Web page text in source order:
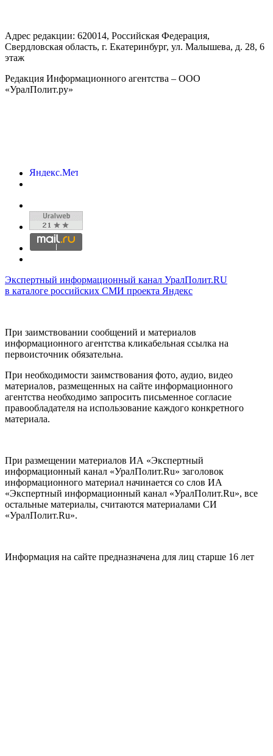
Адрес редакции: 620014, Российская Федерация,
Свердловская область, г. Екатеринбург, ул. Малышева, д. 28, 6
этаж
Редакция Информационного агентства – ООО
«УралПолит.ру»
Экспертный информационный канал УралПолит.RU
в каталоге российских СМИ проекта Яндекс
При заимствовании сообщений и материалов
информационного агентства кликабельная ссылка на
первоисточник обязательна.
При необходимости заимствования фото, аудио, видео
материалов, размещенных на сайте информационного
агентства необходимо запросить письменное согласие
правообладателя на использование каждого конкретного
материала.
При размещении материалов ИА «Экспертный
информационный канал «УралПолит.Ru» заголовок
информационного материал начинается со слов ИА
«Экспертный информационный канал «УралПолит.Ru», все
остальные материалы, считаются материалами СИ
«УралПолит.Ru».
Информация на сайте предназначена для лиц старше 16 лет